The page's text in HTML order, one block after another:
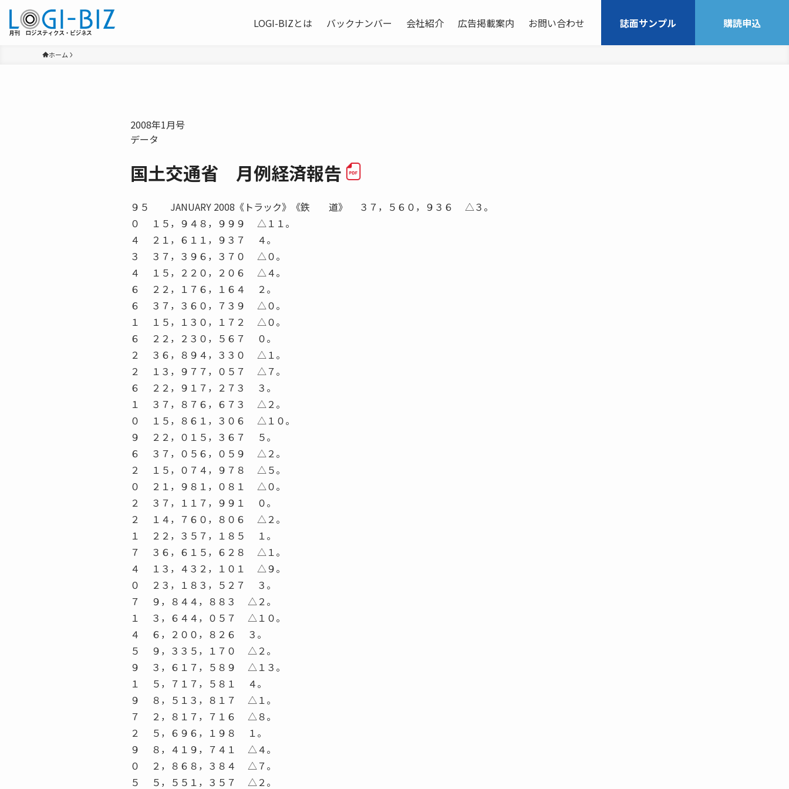
LOGI-BIZとは バックナンバー 会社紹介 広告掲載案内 お問い合わせ 誌面サンプル 購読申込
ホーム
2008年1月号
データ
国土交通省 月例経済報告
９５ JANUARY 2008《トラック》《鉄 道》 ３７，５６０，９３６ △３。
０ １５，９４８，９９９ △１１。
４ ２１，６１１，９３７ ４。
３ ３７，３９６，３７０ △０。
４ １５，２２０，２０６ △４。
６ ２２，１７６，１６４ ２。
６ ３７，３６０，７３９ △０。
１ １５，１３０，１７２ △０。
６ ２２，２３０，５６７ ０。
２ ３６，８９４，３３０ △１。
２ １３，９７７，０５７ △７。
６ ２２，９１７，２７３ ３。
１ ３７，８７６，６７３ △２。
０ １５，８６１，３０６ △１０。
９ ２２，０１５，３６７ ５。
６ ３７，０５６，０５９ △２。
２ １５，０７４，９７８ △５。
０ ２１，９８１，０８１ △０。
２ ３７，１１７，９９１ ０。
２ １４，７６０，８０６ △２。
１ ２２，３５７，１８５ １。
７ ３６，６１５，６２８ △１。
４ １３，４３２，１０１ △９。
０ ２３，１８３，５２７ ３。
７ ９，８４４，８８３ △２。
１ ３，６４４，０５７ △１０。
４ ６，２００，８２６ ３。
５ ９，３３５，１７０ △２。
９ ３，６１７，５８９ △１３。
１ ５，７１７，５８１ ４。
９ ８，５１３，８１７ △１。
７ ２，８１７，７１６ △８。
２ ５，６９６，１９８ １。
９ ８，４１９，７４１ △４。
０ ２，８６８，３８４ △７。
５ ５，５５１，３５７ △２。